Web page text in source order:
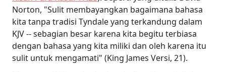
Norton, "Sulit membayangkan bagaimana bahasa
kita tanpa tradisi Tyndale yang terkandung dalam
KJV -- sebagian besar karena kita begitu terbiasa
dengan bahasa yang kita miliki dan oleh karena itu
sulit untuk mengamati" (King James Versi, 21).